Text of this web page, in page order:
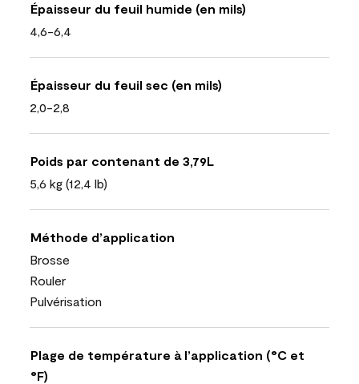
Épaisseur du feuil humide (en mils)
4,6-6,4
Épaisseur du feuil sec (en mils)
2,0-2,8
Poids par contenant de 3,79L
5,6 kg (12,4 lb)
Méthode d’application
Brosse
Rouler
Pulvérisation
Plage de température à l’application (°C et
°F)